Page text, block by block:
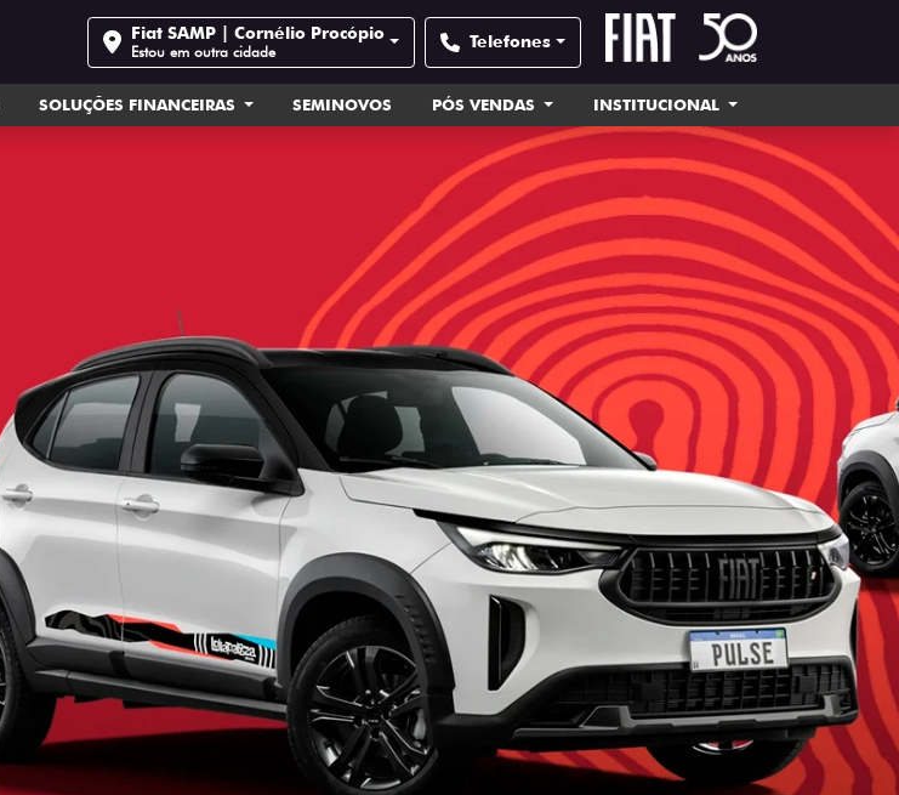
Fiat SAMP | Cornélio Procópio
Estou em outra cidade Telefones
SOLUÇÕES FINANCEIRAS SEMINOVOS PÓS VENDAS INSTITUCIONAL